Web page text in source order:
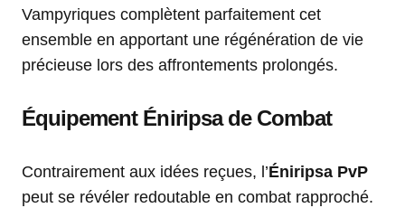
Vampyriques complètent parfaitement cet
ensemble en apportant une régénération de vie
précieuse lors des affrontements prolongés.
Équipement Éniripsa de Combat
Contrairement aux idées reçues, l’Éniripsa PvP
peut se révéler redoutable en combat rapproché.